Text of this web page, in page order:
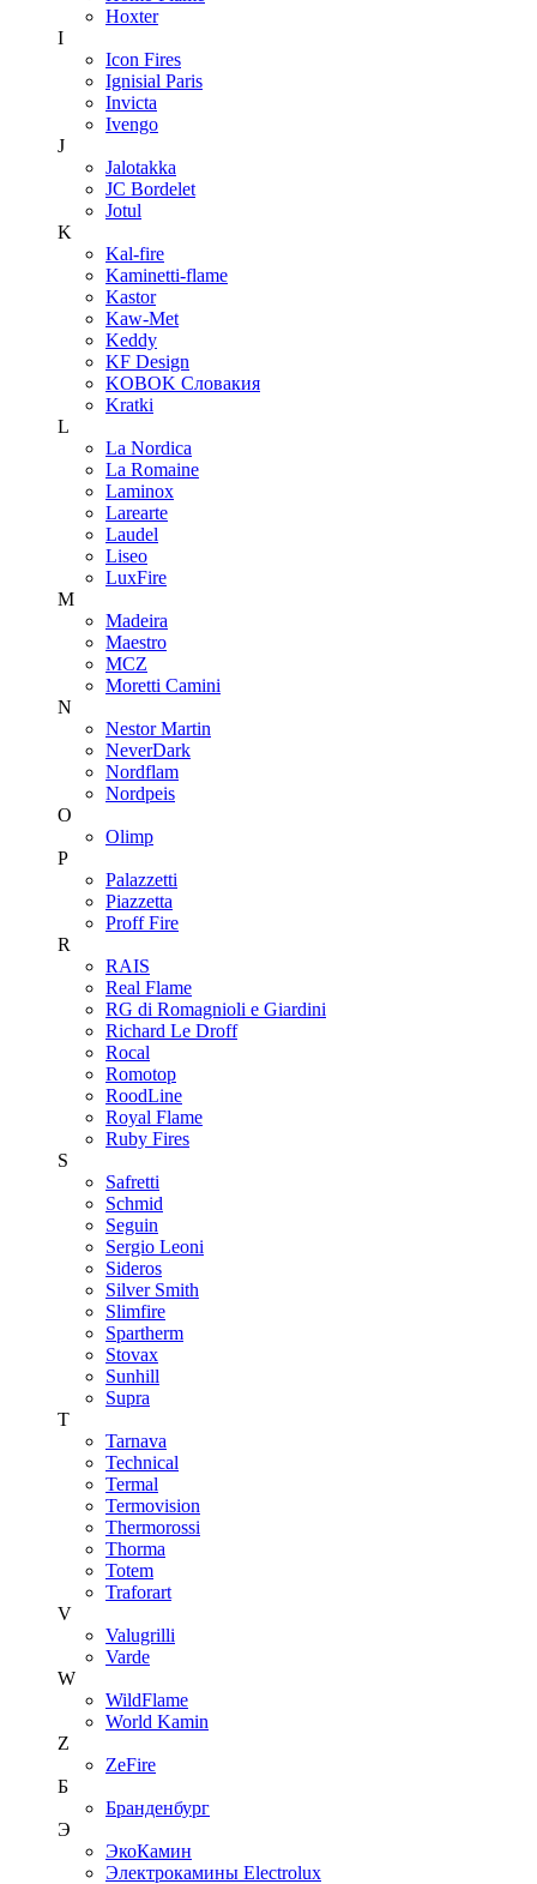
Hoxter
I
Icon Fires
Ignisial Paris
Invicta
Ivengo
J
Jalotakka
JC Bordelet
Jotul
K
Kal-fire
Kaminetti-flame
Kastor
Kaw-Met
Keddy
KF Design
KOBOK Словакия
Kratki
L
La Nordica
La Romaine
Laminox
Larearte
Laudel
Liseo
LuxFire
M
Madeira
Maestro
MCZ
Moretti Camini
N
Nestor Martin
NeverDark
Nordflam
Nordpeis
O
Olimp
P
Palazzetti
Piazzetta
Proff Fire
R
RAIS
Real Flame
RG di Romagnioli e Giardini
Richard Le Droff
Rocal
Romotop
RoodLine
Royal Flame
Ruby Fires
S
Safretti
Schmid
Seguin
Sergio Leoni
Sideros
Silver Smith
Slimfire
Spartherm
Stovax
Sunhill
Supra
T
Tarnava
Technical
Termal
Termovision
Thermorossi
Thorma
Totem
Traforart
V
Valugrilli
Varde
W
WildFlame
World Kamin
Z
ZeFire
Б
Бранденбург
Э
ЭкоКамин
Электрокамины Electrolux